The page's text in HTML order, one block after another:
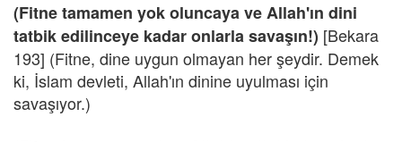
(Fitne tamamen yok oluncaya ve Allah'ın dini
tatbik edilinceye kadar onlarla savaşın!) [Bekara
193] (Fitne, dine uygun olmayan her şeydir. Demek
ki, İslam devleti, Allah'ın dinine uyulması için
savaşıyor.)